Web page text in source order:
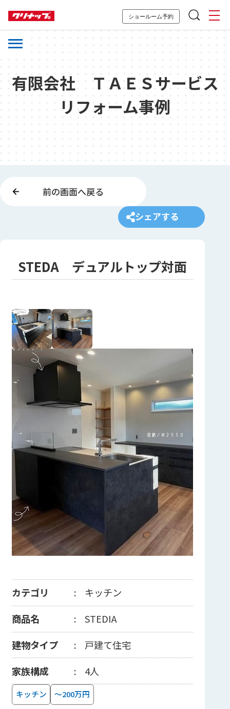
ショールーム予約
有限会社 ＴＡＥＳサービス
リフォーム事例
前の画面へ戻る
シェアする
STEDA デュアルトップ対面
カテゴリ
キッチン
商品名
STEDIA
建物タイプ
戸建て住宅
家族構成
4人
キッチン ～200万円